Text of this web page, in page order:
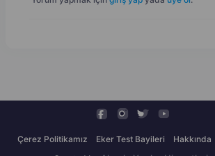
Çerez Politikamız Eker Test Bayileri Hakkında